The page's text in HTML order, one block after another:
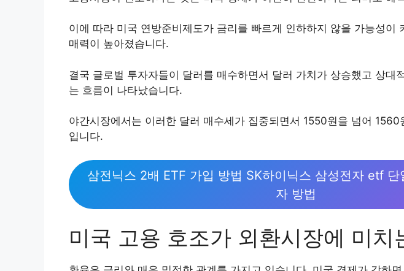
이에 따라 미국 연방준비제도가 금리를 빠르게 인하하지 않을 가능성이
매력이 높아졌습니다.
결국 글로벌 투자자들이 달러를 매수하면서 달러 가치가 상승했고 상대
는 흐름이 나타났습니다.
야간시장에서는 이러한 달러 매수세가 집중되면서 1550원을 넘어 1560
입니다.
삼전닉스 2배 ETF 가입 방법 SK하이닉스 삼성전자 etf 단
자 방법
미국 고용 호조가 외환시장에 미치